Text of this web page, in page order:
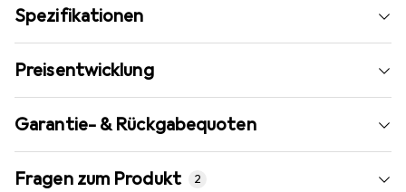
Spezifikationen
Preisentwicklung
Garantie- & Rückgabequoten
Fragen zum Produkt 2